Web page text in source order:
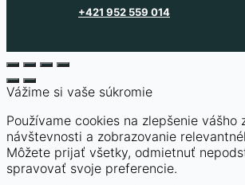
+421 952 559 014
Vážime si vaše súkromie
Používame cookies na zlepšenie vášho
návštevnosti a zobrazovanie
Môžete prijať všetky, odmietnuť
spravovať svoje preferencie.